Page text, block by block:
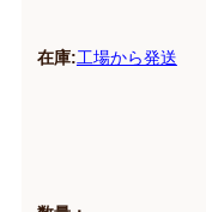
在庫:工場から発送